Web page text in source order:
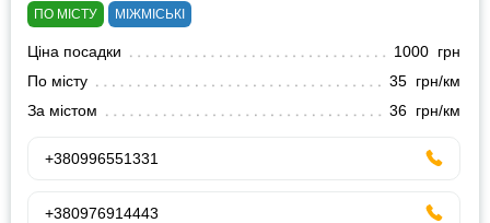
ПО МІСТУ МІЖМІСЬКІ
Ціна посадки
1000 грн
По місту
35 грн/км
За містом
36 грн/км
+380996551331
+380976914443